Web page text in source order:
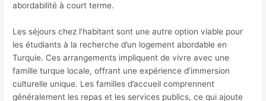
abordabilité à court terme.
Les séjours chez l’habitant sont une autre option viable pour
les étudiants à la recherche d’un logement abordable en
Turquie. Ces arrangements impliquent de vivre avec une
famille turque locale, offrant une expérience d’immersion
culturelle unique. Les familles d’accueil comprennent
généralement les repas et les services publics, ce qui ajoute